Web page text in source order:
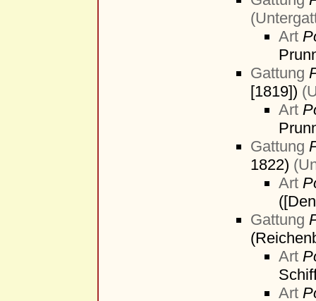
Art
Gattung
[1819])
Art
Gattung
1822)
Art
Gattung
Art
Art